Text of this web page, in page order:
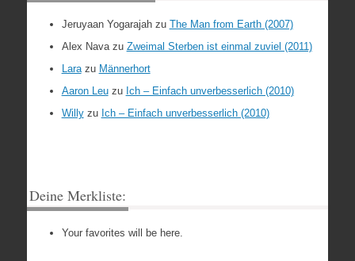
Jeruyaan Yogarajahzu The Man from Earth (2007)
Alex Navazu Zweimal Sterben ist einmal zuviel (2011)
Larazu Männerhort
Aaron Leuzu Ich – Einfach unverbesserlich (2010)
Willyzu Ich – Einfach unverbesserlich (2010)
Deine Merkliste:
Your favorites will be here.